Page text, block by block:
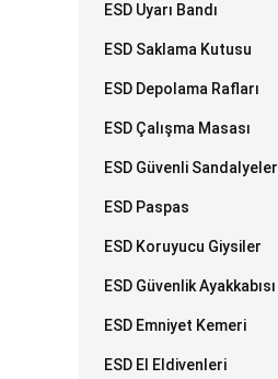
ESD Uyarı Bandı
ESD Saklama Kutusu
ESD Depolama Rafları
ESD Çalışma Masası
ESD Güvenli Sandalyeler
ESD Paspas
ESD Koruyucu Giysiler
ESD Güvenlik Ayakkabısı
ESD Emniyet Kemeri
ESD El Eldivenleri